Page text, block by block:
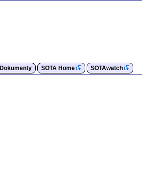
Dokumenty SOTA Home SOTAwatch